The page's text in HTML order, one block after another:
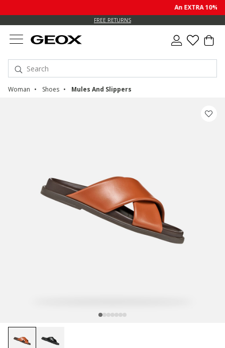
An EXTRA 10%
FREE RETURNS
Woman Shoes Mules And Slippers